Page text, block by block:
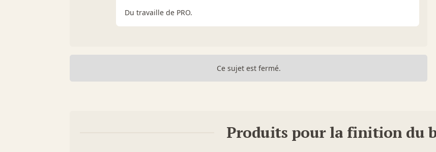
Du travaille de PRO.
Ce sujet est fermé.
Produits pour la finition du